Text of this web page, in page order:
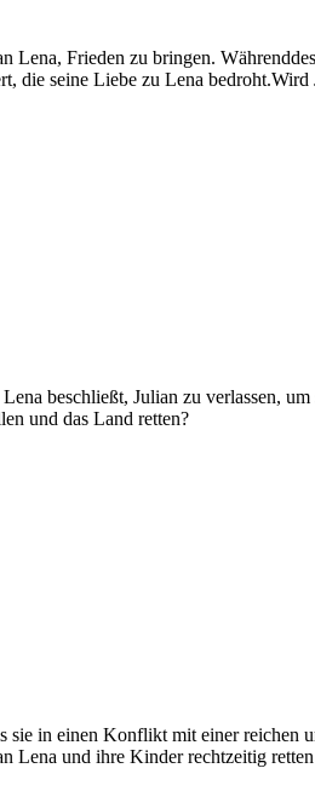
Lena, Frieden zu bringen.
seine Liebe zu Lena
beschließt, Julian zu verlassen,
und das Land retten?
in einen Konflikt mit einer reichen
Lena und ihre Kinder rechtzeitig